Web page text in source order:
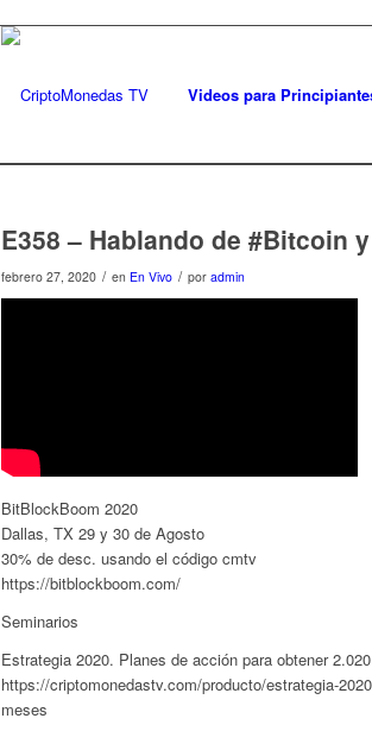
Videos para
E358 – Hablando de #Bitcoin
febrero 27, 2020 / en En Vivo / por admin
BitBlockBoom 2020
Dallas, TX 29 y 30 de Agosto
30% de desc. usando el código cmtv
https://bitblockboom.com/
Seminarios
Estrategia 2020. Planes de acción para obtener
https://criptomonedastv.com/producto/estrategia-
meses